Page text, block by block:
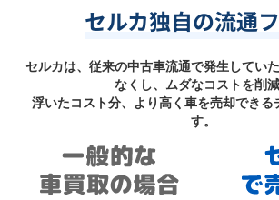
セルカ独自の流通
セルカは、従来の中古車流通で発生してい
なくし、ムダなコストを削減
浮いたコスト分、より高く車を売却できる
す。